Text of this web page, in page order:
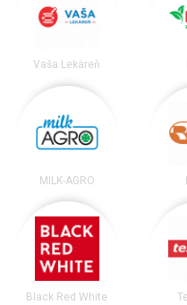
Vaša Lekáreň
MILK-AGRO
Black Red White